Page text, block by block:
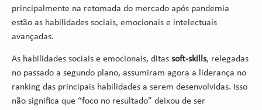
principalmente na retomada do mercado após pandemia
estão as habilidades sociais, emocionais e intelectuais
avançadas.
As habilidades sociais e emocionais, ditas soft-skills, relegadas
no passado a segundo plano, assumiram agora a liderança no
ranking das principais habilidades a serem desenvolvidas. Isso
não significa que “foco no resultado” deixou de ser